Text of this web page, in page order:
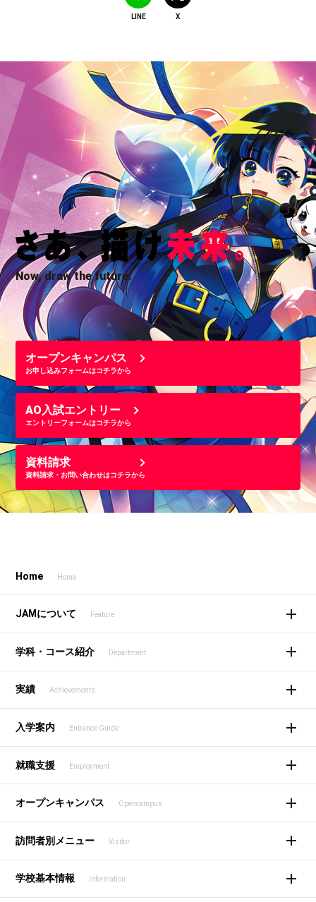
LINE X
Now, draw the future.
オープンキャンパス
お申し込みフォームはコチラから
AO入試エントリー
エントリーフォームはコチラから
資料請求
資料請求・お問い合わせはコチラから
Home Home
JAMについて Feature
学科・コース紹介 Department
実績 Achievements
入学案内 Entrance Guide
就職支援 Employment
オープンキャンパス Opencampus
訪問者別メニュー Visitor
学校基本情報 Information